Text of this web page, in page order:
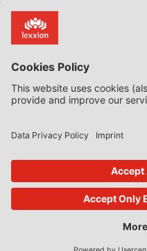
CoRe – European Competition
EDPL – European Data Protection
EFFL – European Food and Feed
EHPL – European Health &
EPPPL – European Procurement
EStAL – European State Aid Law
EurUP – Journal for European
ICRL – International Chemical
StoffR – The European Journal for
UWP – Environmental Law